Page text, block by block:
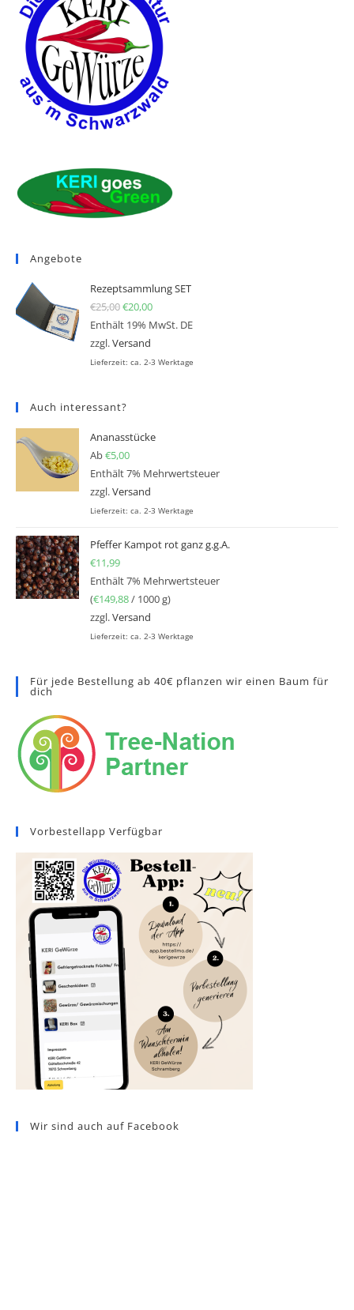
Angebote
Rezeptsammlung SET
€25,00Ursprünglicher Preis war: €25,00
€20,00Aktueller Preis ist: €20,00.
Enthält 19% MwSt. DE
zzgl.Versand
Lieferzeit: ca. 2-3 Werktage
Auch interessant?
Ananasstücke
Ab€5,00
Enthält 7% Mehrwertsteuer
zzgl.Versand
Lieferzeit: ca. 2-3 Werktage
Pfeffer Kampot rot ganz g.g.A.
€11,99
Enthält 7% Mehrwertsteuer
(€149,88/ 1000 g)
zzgl.Versand
Lieferzeit: ca. 2-3 Werktage
Für jede Bestellung ab 40€ pflanzen wir einen Baum für
dich
Vorbestellapp Verfügbar
Wir sind auch auf Facebook